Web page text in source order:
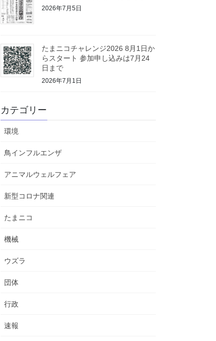
2026年7月5日
たまニコチャレンジ2026 8月1日か
らスタート 参加申し込みは7月24
日まで
2026年7月1日
カテゴリー
環境
鳥インフルエンザ
アニマルウェルフェア
新型コロナ関連
たまニコ
機械
ウズラ
団体
行政
速報